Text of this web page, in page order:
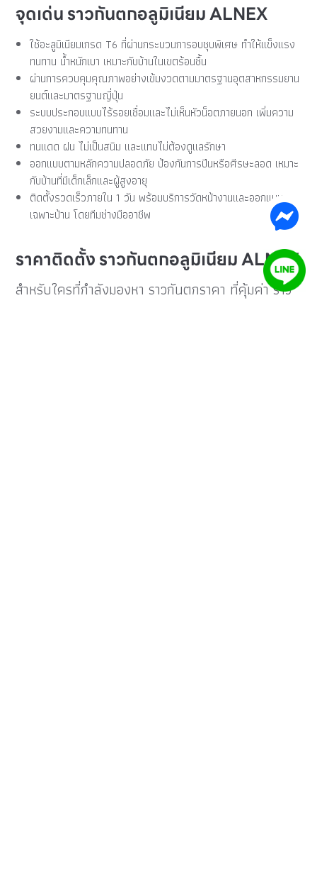
จุดเด่น ราวกันตกอลูมิเนียม ALNEX
ใช้อะลูมิเนียมเกรด T6 ที่ผ่านกระบวนการอบชุบพิเศษ ทำให้แข็งแรง
ทนทาน น้ำหนักเบา เหมาะกับบ้านในเขตร้อนชื้น
ผ่านการควบคุมคุณภาพอย่างเข้มงวดตามมาตรฐานอุตสาหกรรมยาน
ยนต์และมาตรฐานญี่ปุ่น
ระบบประกอบแบบไร้รอยเชื่อมและไม่เห็นหัวน็อตภายนอก เพิ่มความ
สวยงามและความทนทาน
ทนแดด ฝน ไม่เป็นสนิม และแทบไม่ต้องดูแลรักษา
ออกแบบตามหลักความปลอดภัย ป้องกันการปีนหรือศีรษะลอด เหมาะ
กับบ้านที่มีเด็กเล็กและผู้สูงอายุ
ติดตั้งรวดเร็วภายใน 1 วัน พร้อมบริการวัดหน้างานและออกแบบ
เฉพาะบ้าน โดยทีมช่างมืออาชีพ
ราคาติดตั้ง ราวกันตกอลูมิเนียม ALNEX
สำหรับใครที่กำลังมองหา ราวกันตกราคา ที่คุ้มค่า ราว